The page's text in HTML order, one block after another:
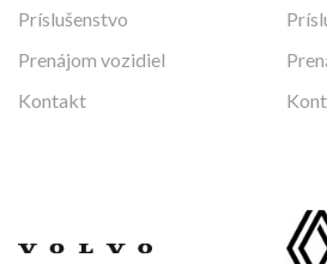
Skladom
Vo výrobe
Vo výrobe, s možnosťou
Príslušenstvo
Prenájom vozidiel
Kontakt